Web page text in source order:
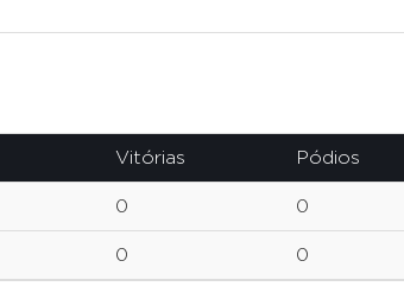
Vitórias Pódios
0 0
0 0